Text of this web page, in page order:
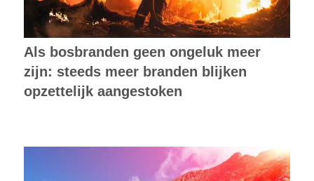
Als bosbranden geen ongeluk meer
zijn: steeds meer branden blijken
opzettelijk aangestoken